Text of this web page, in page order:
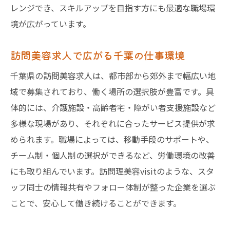
方
訪問美容師として千葉で新しい一歩を
よう
未経験から始める訪問美容師のステップ
訪問美容師が千葉で働き始める際の注意点
訪問美容求人で自分に合った職場を見つけ
る
千葉での訪問美容師デビューを応援する環
訪問美容師として理想の働き方を実現する
ブランク復帰も安心の訪問美容求人情報
レンジでき、スキルアップを目指す方にも最適な職場環
境が広がっています。
訪問美容求人で広がる千葉の仕事環境
千葉県の訪問美容求人は、都市部から郊外まで幅広い地
域で募集されており、働く場所の選択肢が豊富です。具
体的には、介護施設・高齢者宅・障がい者支援施設など
多様な現場があり、それぞれに合ったサービス提供が求
められます。職場によっては、移動手段のサポートや、
チーム制・個人制の選択ができるなど、労働環境の改善
にも取り組んでいます。訪問理美容visitのような、スタ
ッフ同士の情報共有やフォロー体制が整った企業を選ぶ
ことで、安心して働き続けることができます。